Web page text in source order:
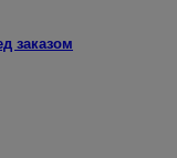
заказом